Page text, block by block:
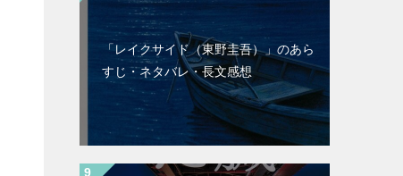
「レイクサイド（東野圭吾）」のあら
すじ・ネタバレ・長文感想